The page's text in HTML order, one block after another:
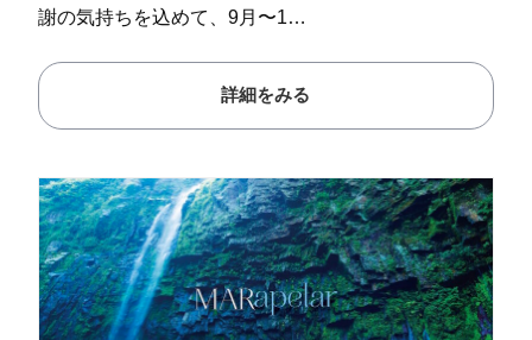
謝の気持ちを込めて、9月〜1…
詳細をみる